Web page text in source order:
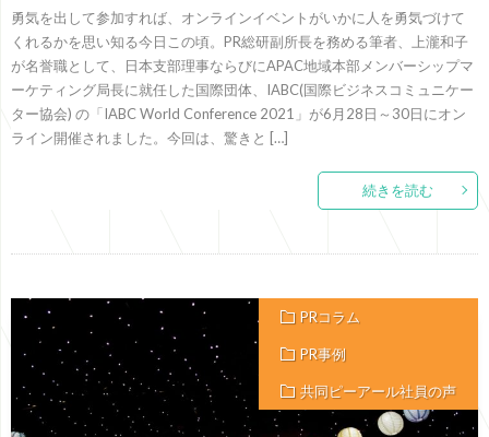
勇気を出して参加すれば、オンラインイベントがいかに人を勇気づけて
くれるかを思い知る今日この頃。PR総研副所長を務める筆者、上瀧和子
が名誉職として、日本支部理事ならびにAPAC地域本部メンバーシップマ
ーケティング局長に就任した国際団体、IABC(国際ビジネスコミュニケー
ター協会) の「IABC World Conference 2021」が6月28日～30日にオン
ライン開催されました。今回は、驚きと […]
続きを読む
PRコラム
PR事例
共同ピーアール社員の声